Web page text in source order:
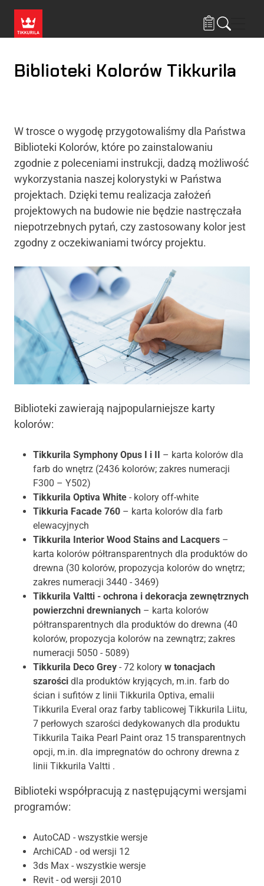
Biblioteki Kolorów Tikkurila
W trosce o wygodę przygotowaliśmy dla Państwa
Biblioteki Kolorów, które po zainstalowaniu
zgodnie z poleceniami instrukcji, dadzą możliwość
wykorzystania naszej kolorystyki w Państwa
projektach. Dzięki temu realizacja założeń
projektowych na budowie nie będzie nastręczała
niepotrzebnych pytań, czy zastosowany kolor jest
zgodny z oczekiwaniami twórcy projektu.
Biblioteki zawierają najpopularniejsze karty
kolorów:
Tikkurila Symphony Opus I i II – karta kolorów dla
farb do wnętrz (2436 kolorów; zakres numeracji
F300 – Y502)
Tikkurila Optiva White - kolory off-white
Tikkuria Facade 760 – karta kolorów dla farb
elewacyjnych
Tikkurila Interior Wood Stains and Lacquers –
karta kolorów półtransparentnych dla produktów do
drewna (30 kolorów, propozycja kolorów do wnętrz;
zakres numeracji 3440 - 3469)
Tikkurila Valtti - ochrona i dekoracja zewnętrznych
powierzchni drewnianych – karta kolorów
półtransparentnych dla produktów do drewna (40
kolorów, propozycja kolorów na zewnątrz; zakres
numeracji 5050 - 5089)
Tikkurila Deco Grey - 72 kolory w tonacjach
szarości dla produktów kryjących, m.in. farb do
ścian i sufitów z linii Tikkurila Optiva, emalii
Tikkurila Everal oraz farby tablicowej Tikkurila Liitu,
7 perłowych szarości dedykowanych dla produktu
Tikkurila Taika Pearl Paint oraz 15 transparentnych
opcji, m.in. dla impregnatów do ochrony drewna z
linii Tikkurila Valtti .
Biblioteki współpracują z następującymi wersjami
programów:
AutoCAD - wszystkie wersje
ArchiCAD - od wersji 12
3ds Max - wszystkie wersje
Revit - od wersji 2010